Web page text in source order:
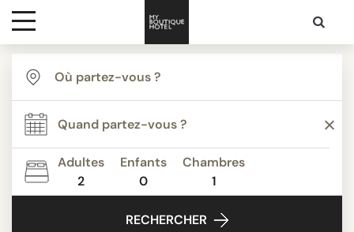
Destinations
Inspiration
Media
Adultes
2
Enfants
0
Chambres
1
RECHERCHER
TYPE
Agritourisme
Appartements
Auberges de Jeunesse
Bed & Breakfast
Boutique Hotels de Luxe